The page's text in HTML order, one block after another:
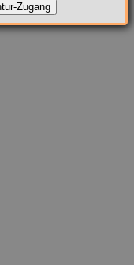
Zugang